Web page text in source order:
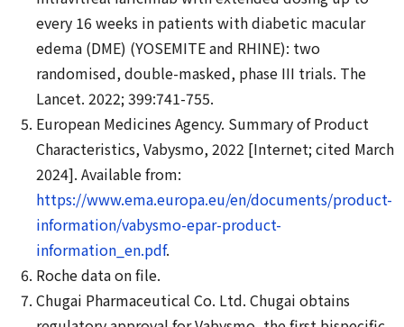
every 16 weeks in patients with diabetic macular
edema (DME) (YOSEMITE and RHINE): two
randomised, double-masked, phase III trials. The
Lancet. 2022; 399:741-755.
European Medicines Agency. Summary of Product
Characteristics, Vabysmo, 2022 [Internet; cited March
2024]. Available from:
https://www.ema.europa.eu/en/documents/product-
information/vabysmo-epar-product-
information_en.pdf.
Roche data on file.
Chugai Pharmaceutical Co. Ltd. Chugai obtains